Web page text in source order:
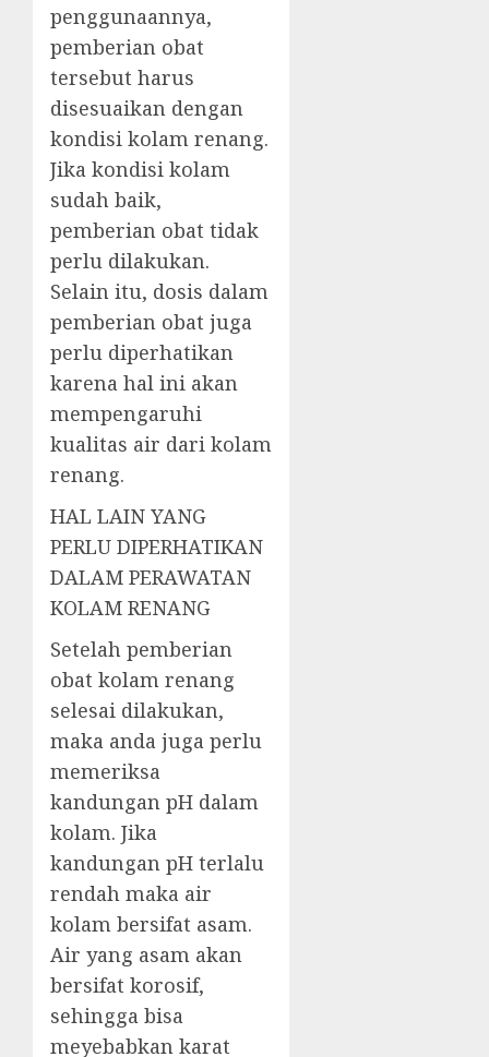
penggunaannya,
pemberian obat
tersebut harus
disesuaikan dengan
kondisi kolam renang.
Jika kondisi kolam
sudah baik,
pemberian obat tidak
perlu dilakukan.
Selain itu, dosis dalam
pemberian obat juga
perlu diperhatikan
karena hal ini akan
mempengaruhi
kualitas air dari kolam
renang.
HAL LAIN YANG
PERLU DIPERHATIKAN
DALAM PERAWATAN
KOLAM RENANG
Setelah pemberian
obat kolam renang
selesai dilakukan,
maka anda juga perlu
memeriksa
kandungan pH dalam
kolam. Jika
kandungan pH terlalu
rendah maka air
kolam bersifat asam.
Air yang asam akan
bersifat korosif,
sehingga bisa
meyebabkan karat